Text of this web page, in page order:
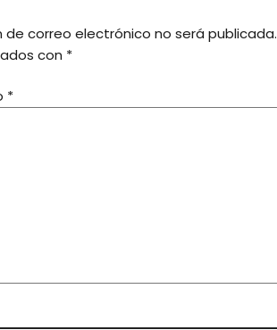
de correo electrónico no será publicada.
con *
*